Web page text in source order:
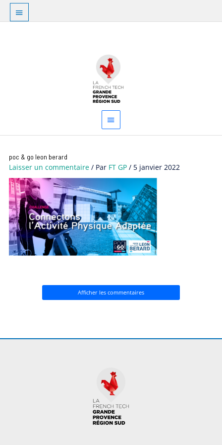
Aller
contenu
Au
dessus
principal
poc & go leon berard
Laisser un commentaire / Par FT GP/ 5 janvier 2022
Afficher les commentaires